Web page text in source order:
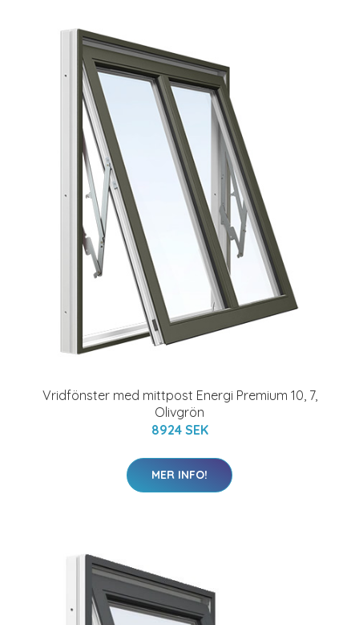
Vridfönster med mittpost Energi Premium 10, 7,
Olivgrön
8924 SEK
MER INFO!